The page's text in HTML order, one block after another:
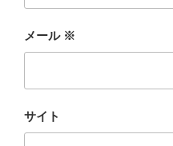
メール ※
サイト